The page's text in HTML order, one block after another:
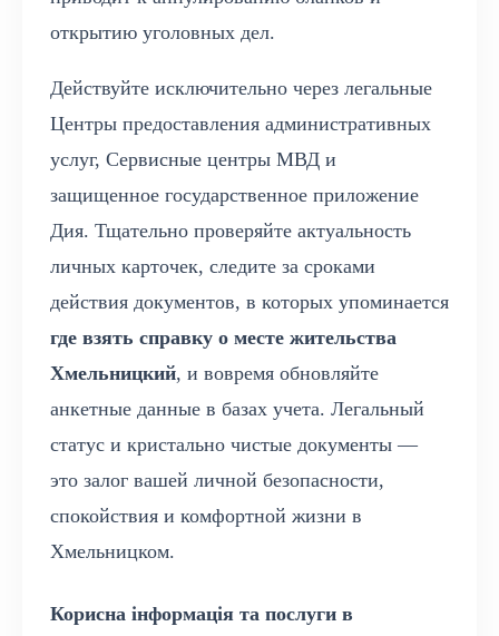
открытию уголовных дел.
Действуйте исключительно через легальные
Центры предоставления административных
услуг, Сервисные центры МВД и
защищенное государственное приложение
Дия. Тщательно проверяйте актуальность
личных карточек, следите за сроками
действия документов, в которых упоминается
где взять справку о месте жительства
Хмельницкий, и вовремя обновляйте
анкетные данные в базах учета. Легальный
статус и кристально чистые документы —
это залог вашей личной безопасности,
спокойствия и комфортной жизни в
Хмельницком.
Корисна інформація та послуги в